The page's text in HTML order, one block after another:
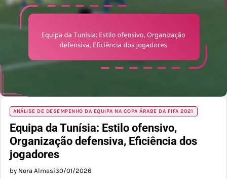
ANÁLISE DE DESEMPENHO DA EQUIPA NA COPA ÁRABE DA FIFA 2021
Equipa da Tunísia: Estilo ofensivo,
Organização defensiva, Eficiência dos
jogadores
by Nora Almasi30/01/2026